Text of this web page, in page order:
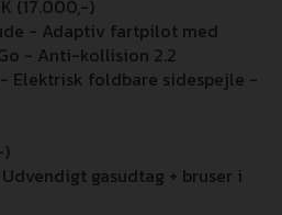
(17.000,-)
- Adaptiv fartpilot med
- Anti-kollision 2.2
Elektrisk foldbare sidespejle -
gasudtag + bruser i